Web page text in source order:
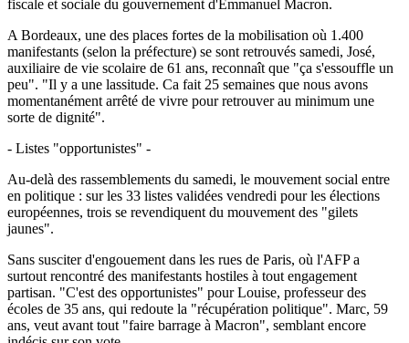
fiscale et sociale du gouvernement d'Emmanuel Macron.
A Bordeaux, une des places fortes de la mobilisation où 1.400
manifestants (selon la préfecture) se sont retrouvés samedi, José,
auxiliaire de vie scolaire de 61 ans, reconnaît que "ça s'essouffle un
peu". "Il y a une lassitude. Ca fait 25 semaines que nous avons
momentanément arrêté de vivre pour retrouver au minimum une
sorte de dignité".
- Listes "opportunistes" -
Au-delà des rassemblements du samedi, le mouvement social entre
en politique : sur les 33 listes validées vendredi pour les élections
européennes, trois se revendiquent du mouvement des "gilets
jaunes".
Sans susciter d'engouement dans les rues de Paris, où l'AFP a
surtout rencontré des manifestants hostiles à tout engagement
partisan. "C'est des opportunistes" pour Louise, professeur des
écoles de 35 ans, qui redoute la "récupération politique". Marc, 59
ans, veut avant tout "faire barrage à Macron", semblant encore